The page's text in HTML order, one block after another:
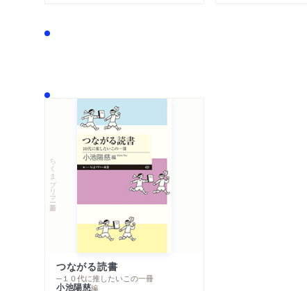
ちくまプリマー新書
つながる読書
─１０代に推したいこの一冊
小池陽慈編